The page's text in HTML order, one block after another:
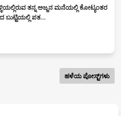
ತನ್ನ ಅಜ್ಜನ ಮನೆಯಲ್ಲಿ ಕೋಟ್ಯಂತರ
ಬುಟ್ಟಿಯಲ್ಲಿ ಪತ…
ಹಳೆಯ ಪೋಸ್ಟ್‌ಗಳು